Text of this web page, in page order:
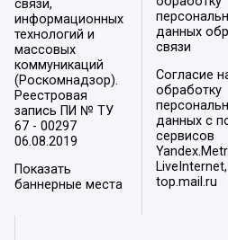
связи,
информационных
технологий и
массовых
коммуникаций
(Роскомнадзор).
Реестровая
запись ПИ № ТУ
67 - 00297
06.08.2019
Показать
баннерные места
данных
связи
Согласие
обработку
данных с
сервисов
LiveInternet,
top.mail.ru